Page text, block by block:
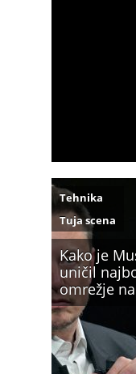
Kako je
uničil
omrežje
Tehnika
Tuja scena